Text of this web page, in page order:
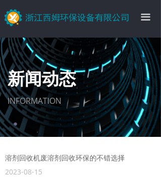
끀
新闻动态
INFORMATION
溶剂回收机废溶剂回收环保的不错选择
2023-08-15